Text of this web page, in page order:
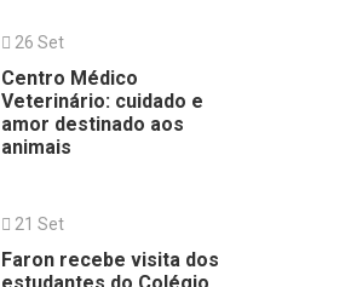
26 Set
Centro Médico
Veterinário: cuidado e
amor destinado aos
animais
21 Set
Faron recebe visita dos
estudantes do Colégio